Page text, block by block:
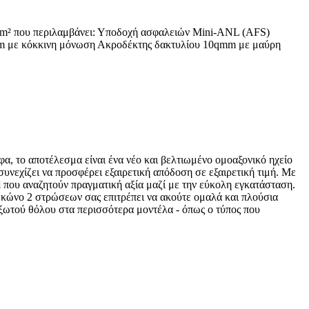
που περιλαμβάνει: Υποδοχή ασφαλειών Mini-ANL (AFS)
κόκκινη μόνωση Ακροδέκτης δακτυλίου 10qmm με μαύρη
το αποτέλεσμα είναι ένα νέο και βελτιωμένο ομοαξονικό ηχείο
να προσφέρει εξαιρετική απόδοση σε εξαιρετική τιμή. Με
αναζητούν πραγματική αξία μαζί με την εύκολη εγκατάσταση.
2 στρώσεων σας επιτρέπει να ακούτε ομαλά και πλούσια
θόλου στα περισσότερα μοντέλα - όπως ο τύπος που